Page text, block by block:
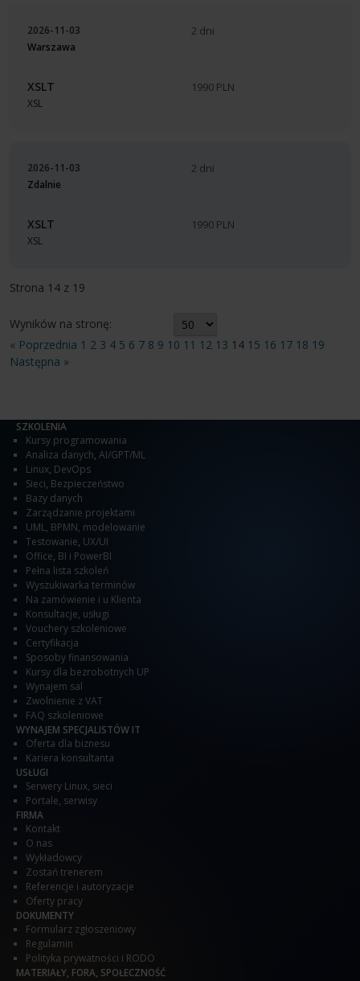
2026-11-03
Warszawa
XSLT
XSL
2 dni
1990 PLN
2026-11-03
Zdalnie
XSLT
XSL
2 dni
1990 PLN
Strona 14 z 19
Wyników na stronę:
« Poprzednia 1 2 3 4 5 6 7 8 9 10 11 12 13 14 15 16 17 18 19
Następna »
SZKOLENIA
Kursy programowania
Analiza danych, AI/GPT/ML
Linux, DevOps
Sieci, Bezpieczeństwo
Bazy danych
Zarządzanie projektami
UML, BPMN, modelowanie
Testowanie, UX/UI
Office, BI i PowerBI
Pełna lista szkoleń
Wyszukiwarka terminów
Na zamówienie i u Klienta
Konsultacje, usługi
Vouchery szkoleniowe
Certyfikacja
Sposoby finansowania
Kursy dla bezrobotnych UP
Wynajem sal
Zwolnienie z VAT
FAQ szkoleniowe
WYNAJEM SPECJALISTÓW IT
Oferta dla biznesu
Kariera konsultanta
USŁUGI
Serwery Linux, sieci
Portale, serwisy
FIRMA
Kontakt
O nas
Wykładowcy
Zostań trenerem
Referencje i autoryzacje
Oferty pracy
DOKUMENTY
Formularz zgłoszeniowy
Regulamin
Polityka prywatności i RODO
MATERIAŁY, FORA, SPOŁECZNOŚĆ